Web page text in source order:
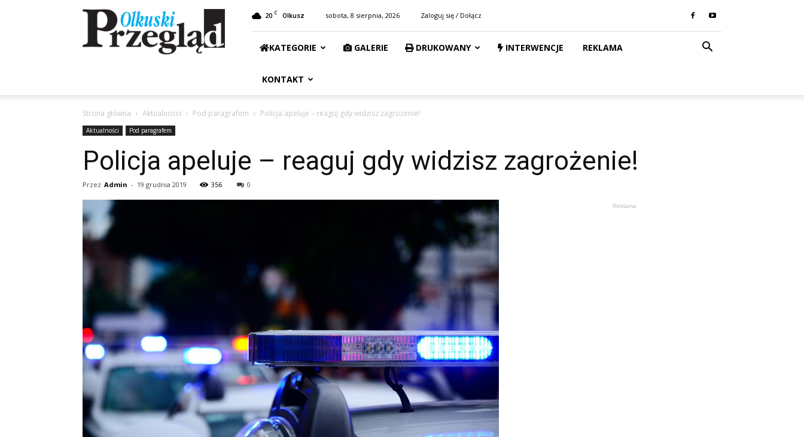
Przegląd
Olkuski
20 C Olkusz sobota, 8 sierpnia, 2026 Zaloguj się / Dołącz
KATEGORIE GALERIE DRUKOWANY INTERWENCJE REKLAMA
KONTAKT
Strona główna Aktualności Pod paragrafem Policja apeluje – reaguj gdy widzisz zagrożenie!
Aktualności Pod paragrafem
Policja apeluje – reaguj gdy widzisz zagrożenie!
Przez Admin - 19 grudnia 2019 356 0
Reklama